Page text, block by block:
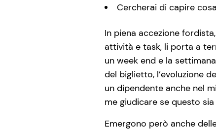
Cercherai di capire
In piena accezione
attività e task, li porta a
un week end e la
del biglietto, l’evoluzione
un dipendente anche nel
me giudicare se questo
Emergono però anche